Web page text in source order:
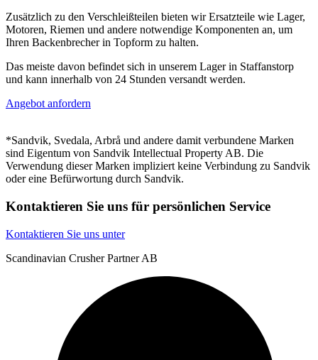
Zusätzlich zu den Verschleißteilen bieten wir Ersatzteile wie Lager,
Motoren, Riemen und andere notwendige Komponenten an, um
Ihren Backenbrecher in Topform zu halten.
Das meiste davon befindet sich in unserem Lager in Staffanstorp
und kann innerhalb von 24 Stunden versandt werden.
Angebot anfordern
*Sandvik, Svedala, Arbrå und andere damit verbundene Marken
sind Eigentum von Sandvik Intellectual Property AB. Die
Verwendung dieser Marken impliziert keine Verbindung zu Sandvik
oder eine Befürwortung durch Sandvik.
Kontaktieren Sie uns für persönlichen Service
Kontaktieren Sie uns unter
Scandinavian Crusher Partner AB